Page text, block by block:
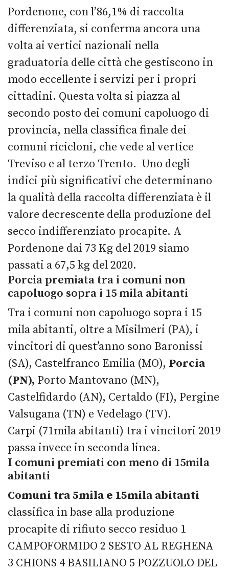
Pordenone, con l’86,1% di raccolta
differenziata, si conferma ancora una
volta ai vertici nazionali nella
graduatoria delle città che gestiscono in
modo eccellente i servizi per i propri
cittadini. Questa volta si piazza al
secondo posto dei comuni capoluogo di
provincia, nella classifica finale dei
comuni ricicloni, che vede al vertice
Treviso e al terzo Trento. Uno degli
indici più significativi che determinano
la qualità della raccolta differenziata è il
valore decrescente della produzione del
secco indifferenziato procapite. A
Pordenone dai 73 Kg del 2019 siamo
passati a 67,5 kg del 2020.
Porcia premiata tra i comuni non
capoluogo sopra i 15 mila abitanti
Tra i comuni non capoluogo sopra i 15
mila abitanti, oltre a Misilmeri (PA), i
vincitori di quest’anno sono Baronissi
(SA), Castelfranco Emilia (MO), Porcia
(PN), Porto Mantovano (MN),
Castelfidardo (AN), Certaldo (FI), Pergine
Valsugana (TN) e Vedelago (TV).
Carpi (71mila abitanti) tra i vincitori 2019
passa invece in seconda linea.
I comuni premiati con meno di 15mila
abitanti
Comuni tra 5mila e 15mila abitanti
classifica in base alla produzione
procapite di rifiuto secco residuo 1
CAMPOFORMIDO 2 SESTO AL REGHENA
3 CHIONS 4 BASILIANO 5 POZZUOLO DEL